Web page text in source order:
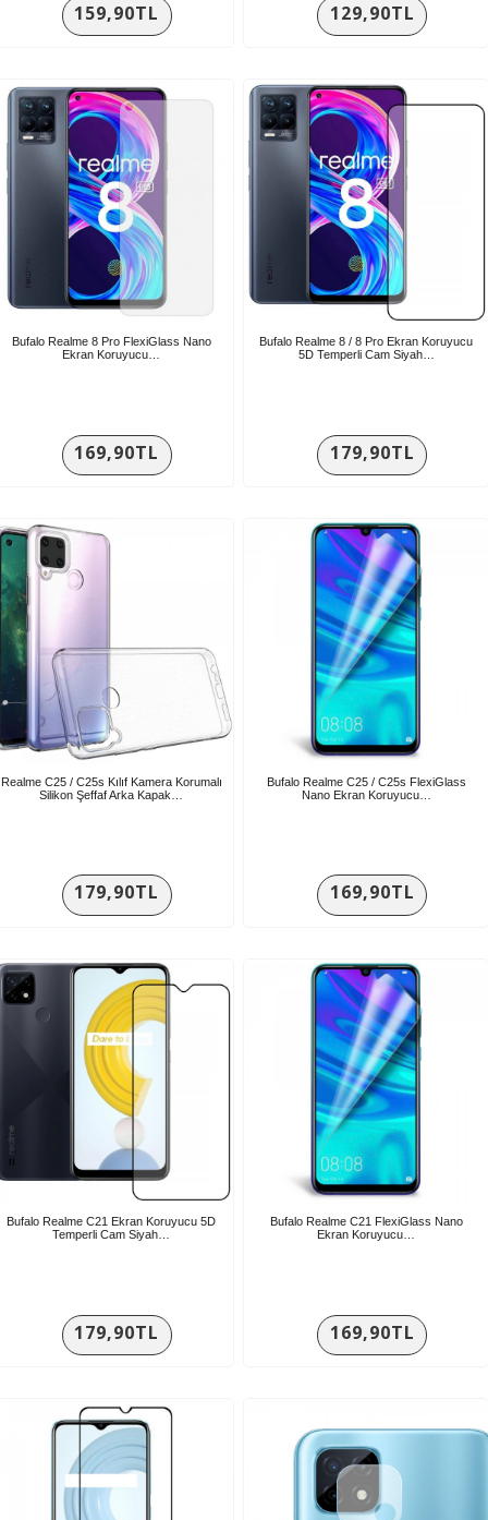
159,90TL 129,90TL
Bufalo Realme 8 Pro FlexiGlass Nano
Ekran Koruyucu…
169,90TL
Bufalo Realme 8 / 8 Pro Ekran Koruyucu
5D Temperli Cam Siyah…
179,90TL
Realme C25 / C25s Kılıf Kamera Korumalı
Silikon Şeffaf Arka Kapak…
179,90TL
Bufalo Realme C25 / C25s FlexiGlass
Nano Ekran Koruyucu…
169,90TL
Bufalo Realme C21 Ekran Koruyucu 5D
Temperli Cam Siyah…
179,90TL
Bufalo Realme C21 FlexiGlass Nano
Ekran Koruyucu…
169,90TL